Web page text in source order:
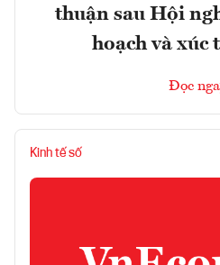
thuận sau Hội
hoạch và xúc
Đọc
Kinh tế số